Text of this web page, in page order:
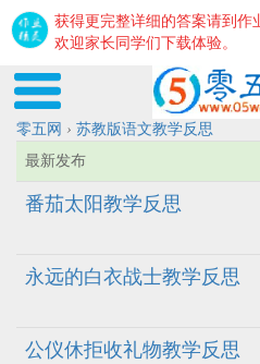
获得更完整详细的答案请到作
欢迎家长同学们下载体验。
零五网 › 苏教版语文教学反思
最新发布
番茄太阳教学反思
永远的白衣战士教学反思
公仪休拒收礼物教学反思